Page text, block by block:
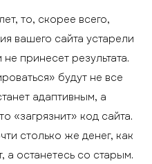
то, скорее всего,
вашего сайта устарели
принесет результата.
будут не все
адаптивным, а
«загрязнит» код сайта.
столько же денег, как
останетесь со старым.